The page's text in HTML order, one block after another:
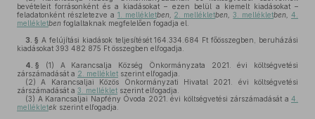
bevételeit forrásonként és a kiadásokat – ezen belül a kiemelt kiadásokat –
feladatonként részletezve a 1. mellékletben, 2. mellékletben,3. mellékletben,4.
mellékletben foglaltaknak megfelelően fogadja el.
3. § A felújítási kiadások teljesítését 164.334.684 Ft főösszegben, beruházási
kiadásokat 393 482 875 Ft összegben elfogadja.
4. § (1) A Karancsalja Község Önkormányzata 2021. évi költségvetési
zárszámadását a 2. melléklet szerint elfogadja.
(2) A Karancsaljai Közös Önkormányzati Hivatal 2021. évi költségvetési
zárszámadását a 3. melléklet szerint elfogadja.
(3) A Karancsaljai Napfény Óvoda 2021. évi költségvetési zárszámadását a 4.
mellékletek szerint elfogadja.